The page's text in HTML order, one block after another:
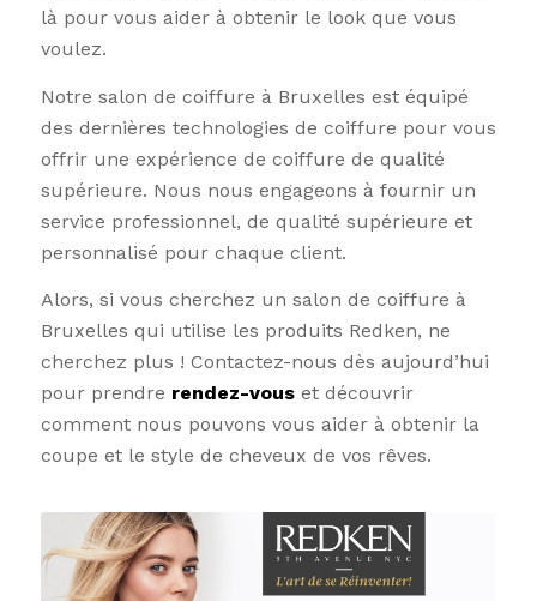
là pour vous aider à obtenir le look que vous
voulez.
Notre salon de coiffure à Bruxelles est équipé
des dernières technologies de coiffure pour vous
offrir une expérience de coiffure de qualité
supérieure. Nous nous engageons à fournir un
service professionnel, de qualité supérieure et
personnalisé pour chaque client.
Alors, si vous cherchez un salon de coiffure à
Bruxelles qui utilise les produits Redken, ne
cherchez plus ! Contactez-nous dès aujourd’hui
pour prendre rendez-vouset découvrir
comment nous pouvons vous aider à obtenir la
coupe et le style de cheveux de vos rêves.